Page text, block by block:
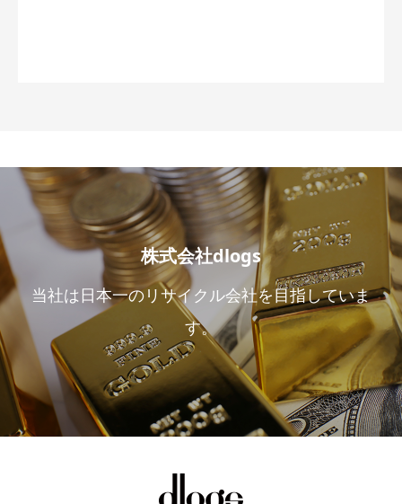
株式会社dlogs
当社は日本一のリサイクル会社を目指していま
す。